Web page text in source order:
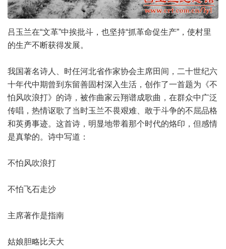
吕玉兰在“文革”中挨批斗，也坚持“抓革命促生产”，使村里
的生产不断获得发展。
我国著名诗人、时任河北省作家协会主席田间，二十世纪六
十年代中期曾到东留善固村深入生活，创作了一首题为《不
怕风吹浪打》的诗，被作曲家云翔谱成歌曲，在群众中广泛
传唱，热情讴歌了当时玉兰不畏艰难、敢于斗争的不屈品格
和英勇事迹。这首诗，明显地带着那个时代的烙印，但感情
是真挚的。诗中写道：
不怕风吹浪打
不怕飞石走沙
主席著作是指南
姑娘胆略比天大